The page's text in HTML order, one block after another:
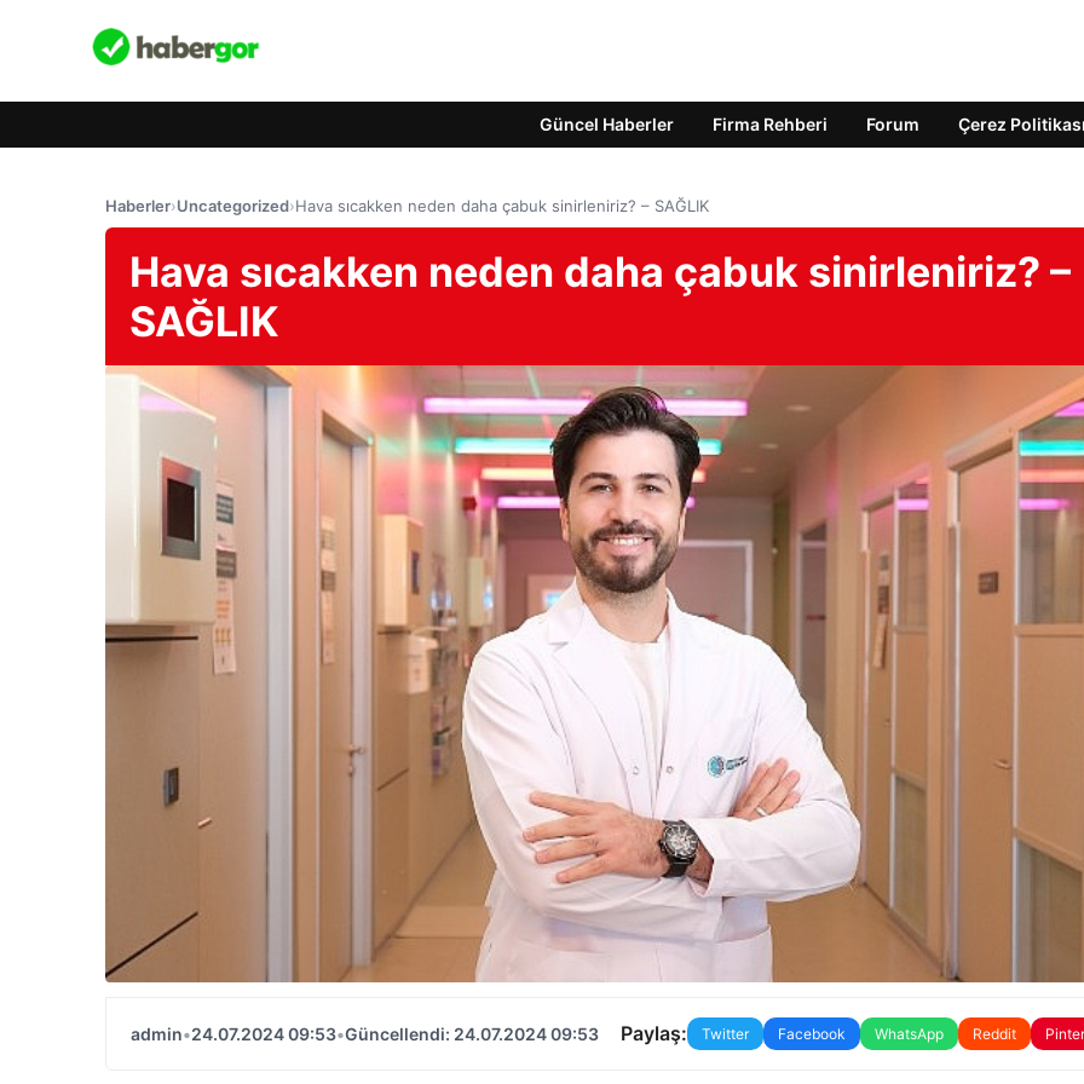
Güncel Haberler Firma Rehberi Forum Çerez Politikası
Haberler›Uncategorized›Hava sıcakken neden daha çabuk sinirleniriz? – SAĞLIK
Hava sıcakken neden daha çabuk sinirleniriz? –
SAĞLIK
admin•24.07.2024 09:53•Güncellendi: 24.07.2024 09:53 Paylaş: Twitter Facebook WhatsApp Reddit